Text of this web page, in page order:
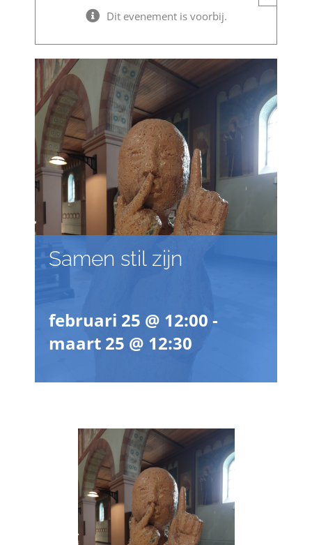
Dit evenement is voorbij.
Samen stil zijn
februari 25 @ 12:00 -
maart 25 @ 12:30